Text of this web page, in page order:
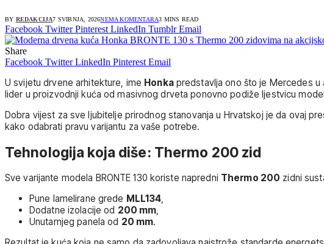
BY REDAKCIJA7 SVIBNJA, 2026NEMA KOMENTARA3 MINS READ
Facebook Twitter Pinterest LinkedIn Tumblr Email
Share
Facebook Twitter LinkedIn Pinterest Email
U svijetu drvene arhitekture, ime Honkapredstavlja ono što je Mercedes u
lider u proizvodnji kuća od masivnog drveta ponovno podiže ljestvicu
Dobra vijest za sve ljubitelje prirodnog stanovanja u Hrvatskoj je da ovaj
kako odabrati pravu varijantu za vaše potrebe.
Tehnologija koja diše: Thermo 200 zid
Sve varijante modela BRONTE 130 koriste napredni Thermo 200 zidni
Pune lamelirane grede MLL134,
Dodatne izolacije od 200 mm,
Unutarnjeg panela od 20 mm.